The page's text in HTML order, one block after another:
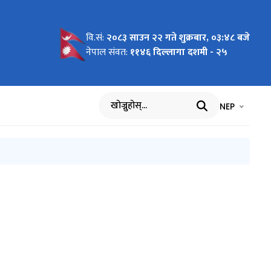
वन
वि.सं: २०८३ साउन २२ गते शुक्रबार, ०३:४८ बजे
नेपाल संवत: ११४६ दिल्लागा दशमी - २५
खोज्नुहोस् भाषा चयन
NEP